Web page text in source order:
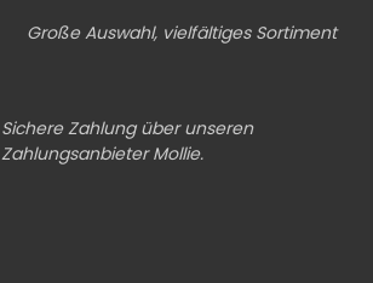
Große Auswahl, vielfältiges Sortiment
Sichere Zahlung über unseren
Zahlungsanbieter Mollie.